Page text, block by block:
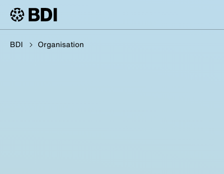
BDI Organisation